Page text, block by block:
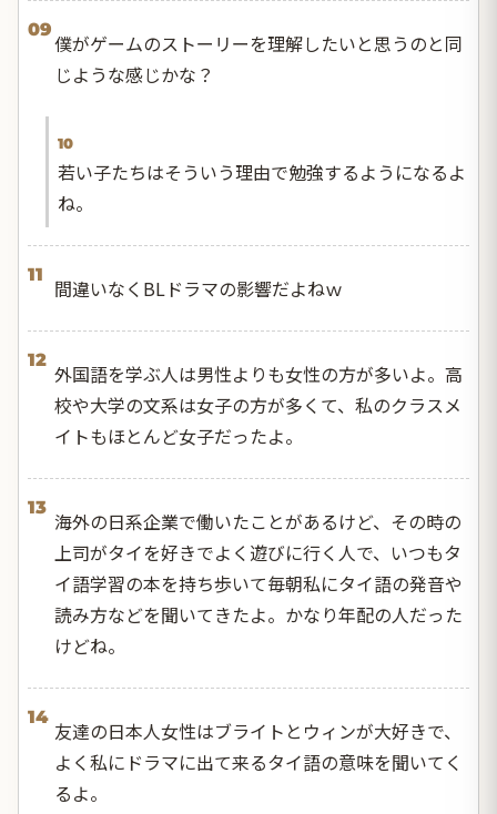
09
僕がゲームのストーリーを理解したいと思うのと同
じような感じかな？
10
若い子たちはそういう理由で勉強するようになるよ
ね。
11
間違いなくBLドラマの影響だよねｗ
12
外国語を学ぶ人は男性よりも女性の方が多いよ。高
校や大学の文系は女子の方が多くて、私のクラスメ
イトもほとんど女子だったよ。
13
海外の日系企業で働いたことがあるけど、その時の
上司がタイを好きでよく遊びに行く人で、いつもタ
イ語学習の本を持ち歩いて毎朝私にタイ語の発音や
読み方などを聞いてきたよ。かなり年配の人だった
けどね。
14
友達の日本人女性はブライトとウィンが大好きで、
よく私にドラマに出て来るタイ語の意味を聞いてく
るよ。